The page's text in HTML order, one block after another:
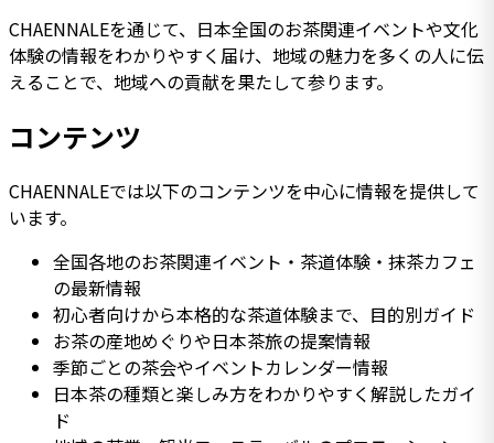
CHAENNALEを通じて、日本全国のお茶関連イベントや文化
体験の情報をわかりやすく届け、地域の魅力を多くの人に伝
えることで、地域への貢献を果たして参ります。
コンテンツ
CHAENNALEでは以下のコンテンツを中心に情報を提供して
います。
全国各地のお茶関連イベント・茶道体験・抹茶カフェ
の最新情報
初心者向けから本格的な茶道体験まで、目的別ガイド
お茶の産地めぐりや日本茶旅の提案情報
季節ごとの茶会やイベントカレンダー情報
日本茶の種類と楽しみ方をわかりやすく解説したガイ
ド